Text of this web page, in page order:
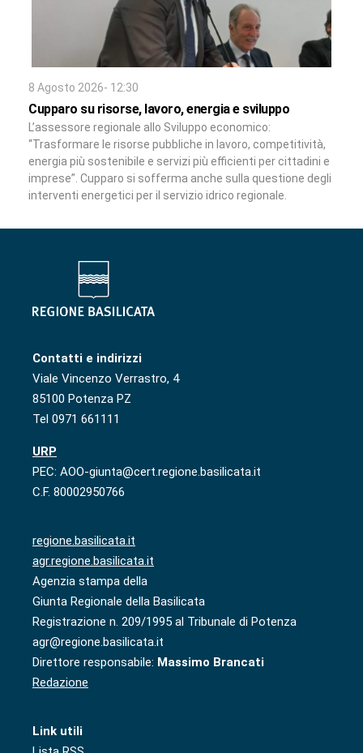
8 Agosto 2026- 12:30
Cupparo su risorse, lavoro, energia e sviluppo
L’assessore regionale allo Sviluppo economico:
“Trasformare le risorse pubbliche in lavoro, competitività,
energia più sostenibile e servizi più efficienti per cittadini e
imprese”. Cupparo si sofferma anche sulla questione degli
interventi energetici per il servizio idrico regionale.
Contatti e indirizzi
Viale Vincenzo Verrastro, 4
85100 Potenza PZ
Tel 0971 661111
URP
PEC: AOO-giunta@cert.regione.basilicata.it
C.F. 80002950766
regione.basilicata.it
agr.regione.basilicata.it
Agenzia stampa della
Giunta Regionale della Basilicata
Registrazione n. 209/1995 al Tribunale di Potenza
agr@regione.basilicata.it
Direttore responsabile: Massimo Brancati
Redazione
Link utili